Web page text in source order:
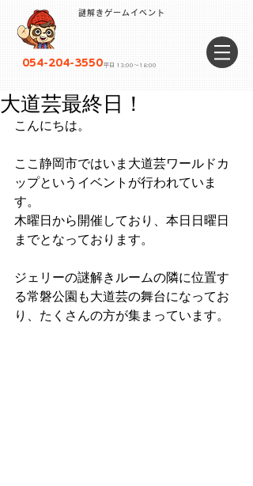
謎解きゲームイベント
054-204-3550 平日 13:00〜18:00
大道芸最終日！
こんにちは。
ここ静岡市ではいま大道芸ワールドカ
ップというイベントが行われていま
す。
木曜日から開催しており、本日日曜日
までとなっております。
ジェリーの謎解きルームの隣に位置す
る常磐公園も大道芸の舞台になってお
り、たくさんの方が集まっています。